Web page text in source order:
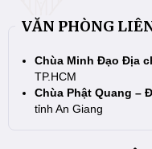
VĂN PHÒNG
Chùa Minh Đạo Địa
TP.HCM
Chùa Phật Quang –
tỉnh An Giang